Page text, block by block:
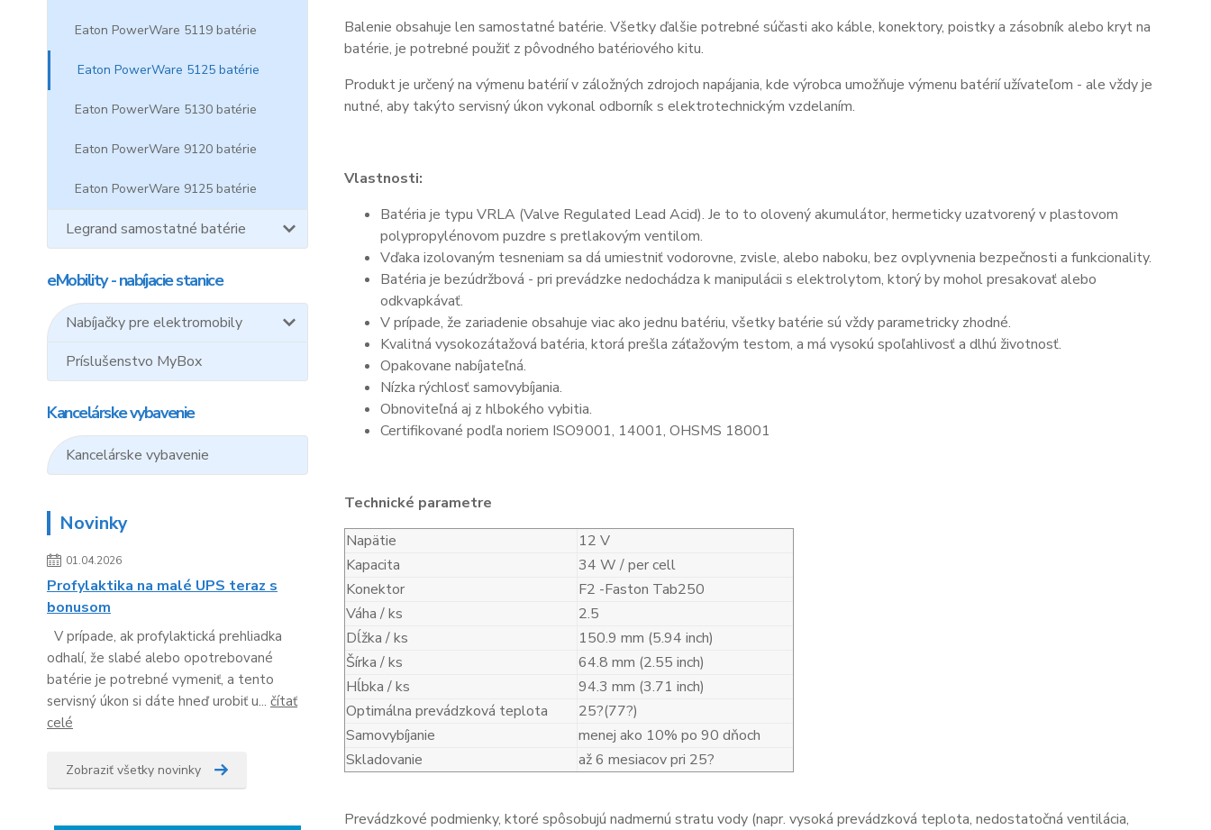
Eaton PowerWare 5119 batérie
Eaton PowerWare 5125 batérie
Eaton PowerWare 5130 batérie
Eaton PowerWare 9120 batérie
Eaton PowerWare 9125 batérie
Legrand samostatné batérie
eMobility - nabíjacie stanice
Nabíjačky pre elektromobily
Príslušenstvo MyBox
Kancelárske vybavenie
Kancelárske vybavenie
Novinky
01.04.2026
Profylaktika na malé UPS teraz s
bonusom
V prípade, ak profylaktická prehliadka
odhalí, že slabé alebo opotrebované
batérie je potrebné vymeniť, a tento
servisný úkon si dáte hneď urobiť u... čítať
celé
Zobraziť všetky novinky
Balenie obsahuje len samostatné batérie. Všetky ďalšie potrebné súčasti ako káble, konektory, poistky a zásobník alebo kryt na
batérie, je potrebné použiť z pôvodného batériového kitu.
Produkt je určený na výmenu batérií v záložných zdrojoch napájania, kde výrobca umožňuje výmenu batérií užívateľom - ale vždy je
nutné, aby takýto servisný úkon vykonal odborník s elektrotechnickým vzdelaním.
Vlastnosti:
Batéria je typu VRLA (Valve Regulated Lead Acid). Je to to olovený akumulátor, hermeticky uzatvorený v plastovom
polypropylénovom puzdre s pretlakovým ventilom.
Vďaka izolovaným tesneniam sa dá umiestniť vodorovne, zvisle, alebo naboku, bez ovplyvnenia bezpečnosti a funkcionality.
Batéria je bezúdržbová - pri prevádzke nedochádza k manipulácii s elektrolytom, ktorý by mohol presakovať alebo
odkvapkávať.
V prípade, že zariadenie obsahuje viac ako jednu batériu, všetky batérie sú vždy parametricky zhodné.
Kvalitná vysokozátažová batéria, ktorá prešla záťažovým testom, a má vysokú spoľahlivosť a dlhú životnosť.
Opakovane nabíjateľná.
Nízka rýchlosť samovybíjania.
Obnoviteľná aj z hlbokého vybitia.
Certifikované podľa noriem ISO9001, 14001, OHSMS 18001
Technické parametre
Napätie
12 V
Kapacita
34 W / per cell
Konektor
F2 -Faston Tab250
Váha / ks
2.5
Dĺžka / ks
150.9 mm (5.94 inch)
Šírka / ks
64.8 mm (2.55 inch)
Hĺbka / ks
94.3 mm (3.71 inch)
Optimálna prevádzková teplota
25?(77?)
Samovybíjanie
menej ako 10% po 90 dňoch
Skladovanie
až 6 mesiacov pri 25?
Prevádzkové podmienky, ktoré spôsobujú nadmernú stratu vody (napr. vysoká prevádzková teplota, nedostatočná ventilácia,